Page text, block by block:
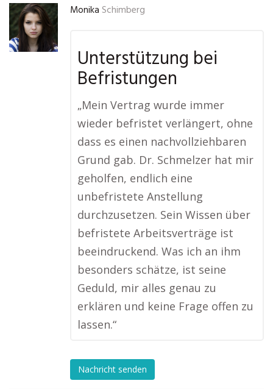
Monika Schimberg
Unterstützung bei
Befristungen
„Mein Vertrag wurde immer
wieder befristet verlängert, ohne
dass es einen nachvollziehbaren
Grund gab. Dr. Schmelzer hat mir
geholfen, endlich eine
unbefristete Anstellung
durchzusetzen. Sein Wissen über
befristete Arbeitsverträge ist
beeindruckend. Was ich an ihm
besonders schätze, ist seine
Geduld, mir alles genau zu
erklären und keine Frage offen zu
lassen.“
Nachricht senden